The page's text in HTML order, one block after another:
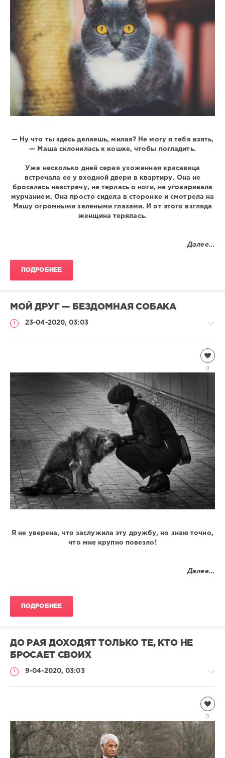
0
— Ну что ты здесь делаешь, милая? Не могу я тебя взять,
— Маша склонилась к кошке, чтобы погладить.
Уже несколько дней серая ухоженная красавица
встречала ее у входной двери в квартиру. Она не
бросалась навстречу, не терлась о ноги, не уговаривала
мурчанием. Она просто сидела в сторонке и смотрела на
Машу огромными зелеными глазами. И от этого взгляда
женщина терялась.
Далее...
ПОДРОБНЕЕ
МОЙ ДРУГ — БЕЗДОМНАЯ СОБАКА
23-04-2020, 03:03
0
Я не уверена, что заслужила эту дружбу, но знаю точно,
что мне крупно повезло!
Далее...
ПОДРОБНЕЕ
ДО РАЯ ДОХОДЯТ ТОЛЬКО ТЕ, КТО НЕ
БРОСАЕТ СВОИХ
9-04-2020, 03:03
246
0
0